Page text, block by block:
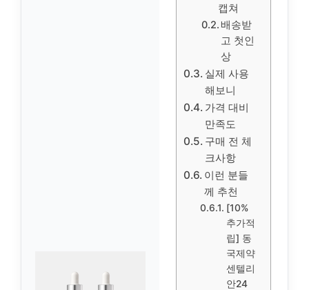
캡쳐
배송받
고 첫인
상
실제 사용
해보니
가격 대비
만족도
구매 전 체
크사항
이런 분들
께 추천
[10%
추가적
립] 동
국제약
센텔리
안24